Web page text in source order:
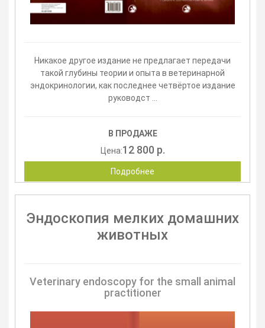
Никакое другое издание не предлагает передачи
такой глубины теории и опыта в ветеринарной
эндокринологии, как последнее четвёртое издание
руководст ...
В ПРОДАЖЕ
Цена:12 800 р.
Подробнее
Эндоскопия мелких домашних
животных
Veterinary endoscopy for the small animal
practitioner